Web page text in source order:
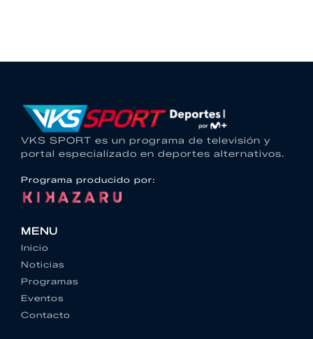
VKS SPORT es un programa de televisión y
portal especializado en deportes alternativos.
Programa producido por:
MENU
Inicio
Noticias
Programas
Eventos
Contacto